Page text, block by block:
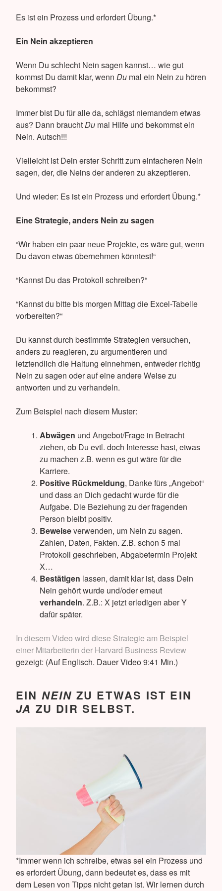
Es ist ein Prozess und erfordert Übung.*
Ein Nein akzeptieren
Wenn Du schlecht Nein sagen kannst… wie gut
kommst Du damit klar, wenn Du mal ein Nein zu hören
bekommst?
Immer bist Du für alle da, schlägst niemandem etwas
aus? Dann brauchtDu mal Hilfe und bekommst ein
Nein. Autsch!!!
Vielleicht ist Dein erster Schritt zum einfacheren Nein
sagen, der, die Neins der anderen zu akzeptieren.
Und wieder: Es ist ein Prozess und erfordert Übung.*
Eine Strategie, anders Nein zu sagen
“Wir haben ein paar neue Projekte, es wäre gut, wenn
Du davon etwas übernehmen könntest!“
“Kannst Du das Protokoll schreiben?“
“Kannst du bitte bis morgen Mittag die Excel-Tabelle
vorbereiten?“
Du kannst durch bestimmte Strategien versuchen,
anders zu reagieren, zu argumentieren und
letztendlich die Haltung einnehmen, entweder richtig
Nein zu sagen oder auf eine andere Weise zu
antworten und zu verhandeln.
Zum Beispiel nach diesem Muster:
Abwägen und Angebot/Frage in Betracht
ziehen, ob Du evtl. doch Interesse hast, etwas
zu machen z.B. wenn es gut wäre für die
Karriere.
Positive Rückmeldung, Danke fürs „Angebot“
und dass an Dich gedacht wurde für die
Aufgabe. Die Beziehung zu der fragenden
Person bleibt positiv.
Beweiseverwenden, um Nein zu sagen.
Zahlen, Daten, Fakten. Z.B. schon 5 mal
Protokoll geschrieben, Abgabetermin Projekt
X…
Bestätigen lassen, damit klar ist, dass Dein
Nein gehört wurde und/oder erneut
verhandeln. Z.B.: X jetzt erledigen aber Y
dafür später.
In diesem Video wird diese Strategie am Beispiel
einer Mitarbeiterin der Harvard Business Review
gezeigt: (Auf Englisch. Dauer Video 9:41 Min.)
EIN NEIN ZU ETWAS IST EIN
JA ZU DIR SELBST.
*Immer wenn ich schreibe, etwas sei ein Prozess und
es erfordert Übung, dann bedeutet es, dass es mit
dem Lesen von Tipps nicht getan ist. Wir lernen durch